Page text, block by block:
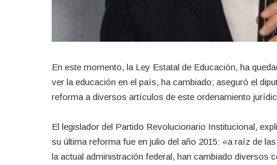
En este momento, la Ley Estatal de Educación, ha
ver la educación en el país, ha cambiado; aseguró el
reforma a diversos artículos de este ordenamiento
El legislador del Partido Revolucionario Institucional,
su última reforma fue en julio del año 2015: «a raíz de
la actual administración federal, han cambiado diversos